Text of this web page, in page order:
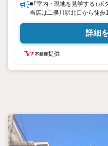
■「室内・現地を見学する」
当店は二俣川駅北口から徒
す。
■接客スペースとDVDや遊び
ど、お子様にも退屈せずにお
るためにONとOFFを切り替
マイホームを！
物件は内装や質感などもそ
グも大切です。現地の空気
まいを決める大切な情報で
詳細
提供